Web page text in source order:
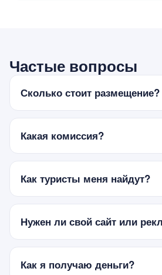
Частые вопросы
Сколько стоит размещение?
Какая комиссия?
Как туристы меня найдут?
Нужен ли свой сайт или
Как я получаю деньги?